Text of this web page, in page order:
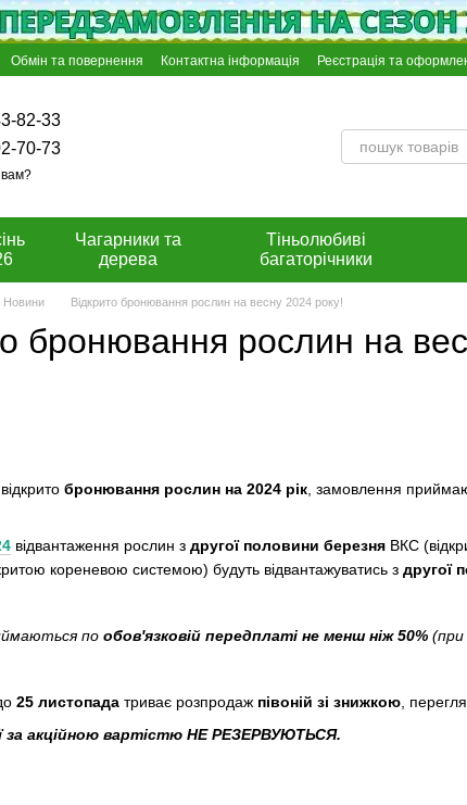
Обмін та повернення Контактна інформація
Реєстрація та
82-33
70-73
Чагарники та
дерева
Тіньолюбиві
багаторічники
Новини Відкрито бронювання рослин на весну 2024 року!
бронювання рослин на
бронювання рослин на 2024 рік , замовлення
відвантаження рослин з другої половини березня ВКС
кореневою системою) будуть відвантажуватись з другої
по обов'язковій передплаті не менш ніж 50% (при
25 листопада триває розпродаж півоній зі знижкою ,
за акційною вартістю НЕ РЕЗЕРВУЮТЬСЯ.